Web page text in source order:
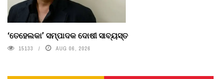
‘ତେହେଲକା’ ସମ୍ପାଦକ ଦୋଷୀ ସାବ୍ୟସ୍ତ
15133 AUG 06, 2026